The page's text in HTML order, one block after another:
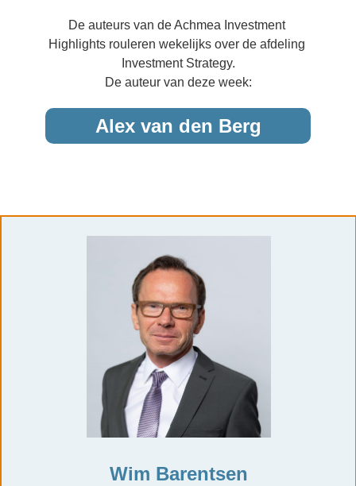
De auteurs van de Achmea Investment
Highlights rouleren wekelijks over de afdeling
Investment Strategy.
De auteur van deze week:
Alex van den Berg
Wim Barentsen